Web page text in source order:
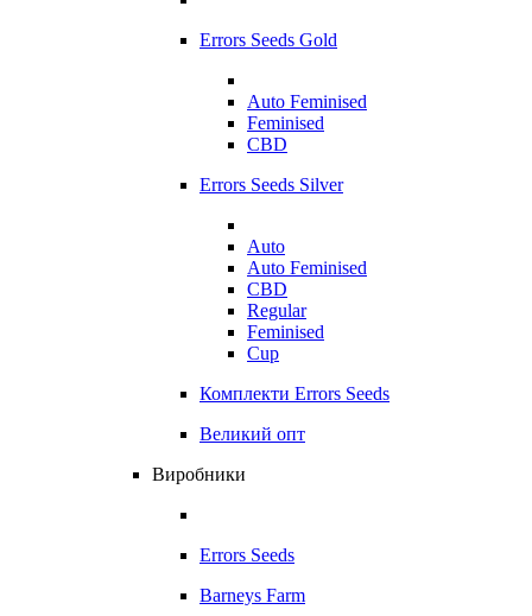
Errors Seeds Gold
Auto Feminised
Feminised
CBD
Errors Seeds Silver
Auto
Auto Feminised
CBD
Regular
Feminised
Cup
Комплекти Errors Seeds
Великий опт
Виробники
Errors Seeds
Barneys Farm